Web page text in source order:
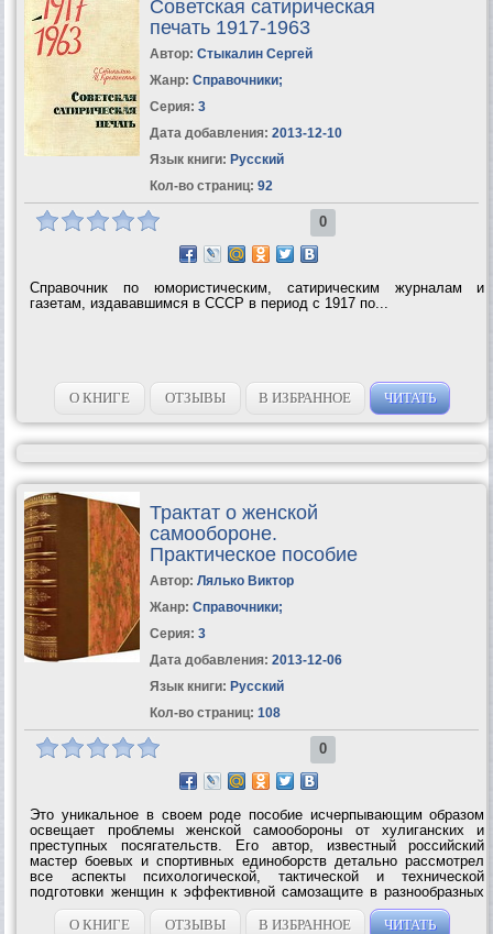
Советская сатирическая
печать 1917-1963
Автор: Стыкалин Сергей
Жанр: Справочники;
Серия: 3
Дата добавления: 2013-12-10
Язык книги: Русский
Кол-во страниц: 92
0
Справочник по юмористическим, сатирическим журналам и
газетам, издававшимся в СССР в период с 1917 по...
О КНИГЕ ОТЗЫВЫ В ИЗБРАННОЕ ЧИТАТЬ
Трактат о женской
самообороне.
Практическое пособие
Автор: Лялько Виктор
Жанр: Справочники;
Серия: 3
Дата добавления: 2013-12-06
Язык книги: Русский
Кол-во страниц: 108
0
Это уникальное в своем роде пособие исчерпывающим образом
освещает проблемы женской самообороны от хулиганских и
преступных посягательств. Его автор, известный российский
мастер боевых и спортивных единоборств детально рассмотрел
все аспекты психологической, тактической и технической
подготовки женщин к эффективной самозащите в разнообразных
ситуациях повседневной жизни. Данная книга, безусловно, станет
настольной не только...
О КНИГЕ ОТЗЫВЫ В ИЗБРАННОЕ ЧИТАТЬ